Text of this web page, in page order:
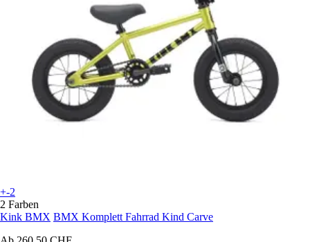
+-2
2 Farben
Kink BMX BMX Komplett Fahrrad Kind Carve